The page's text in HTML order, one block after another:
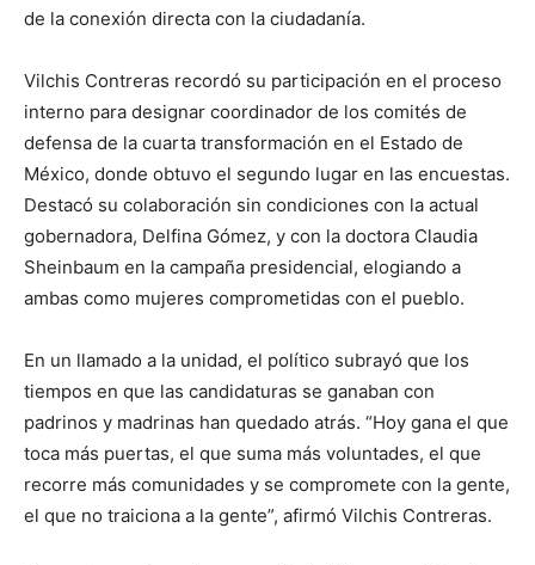
de la conexión directa con la ciudadanía.
Vilchis Contreras recordó su participación en el proceso
interno para designar coordinador de los comités de
defensa de la cuarta transformación en el Estado de
México, donde obtuvo el segundo lugar en las encuestas.
Destacó su colaboración sin condiciones con la actual
gobernadora, Delfina Gómez, y con la doctora Claudia
Sheinbaum en la campaña presidencial, elogiando a
ambas como mujeres comprometidas con el pueblo.
En un llamado a la unidad, el político subrayó que los
tiempos en que las candidaturas se ganaban con
padrinos y madrinas han quedado atrás. “Hoy gana el que
toca más puertas, el que suma más voluntades, el que
recorre más comunidades y se compromete con la gente,
el que no traiciona a la gente”, afirmó Vilchis Contreras.